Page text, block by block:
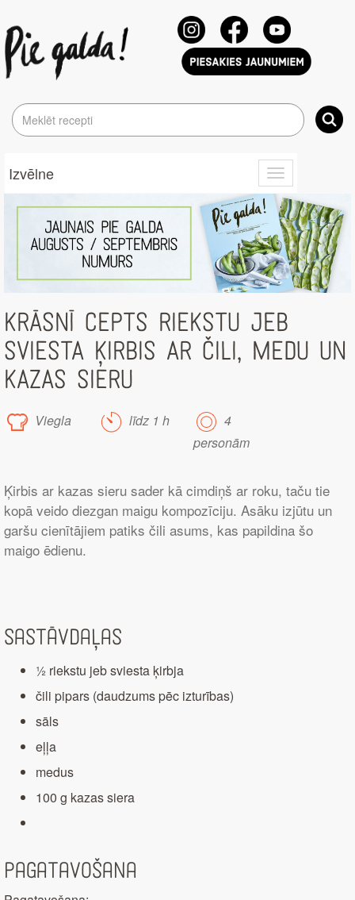
Toggle
navigation
Izvēlne
KRĀSNĪ CEPTS RIEKSTU JEB
SVIESTA ĶIRBIS AR ČILI, MEDU UN
KAZAS SIERU
Viegla līdz 1 h
4
personām
Ķirbis ar kazas sieru sader kā cimdiņš ar roku, taču tie
kopā veido diezgan maigu kompozīciju. Asāku izjūtu un
garšu cienītājiem patiks čili asums, kas papildina šo
maigo ēdienu.
Sastāvdaļas
½ riekstu jeb sviesta ķirbja
čili pipars (daudzums pēc izturības)
sāls
eļļa
medus
100 g kazas siera
Pagatavošana